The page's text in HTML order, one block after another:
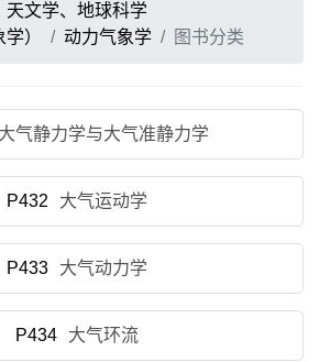
天文学、地球科学
）
动力气象学 图书分类
大气静力学与大气准静力学
P432 大气运动学
P433 大气动力学
P434 大气环流